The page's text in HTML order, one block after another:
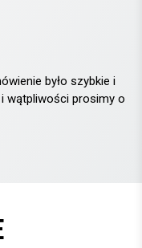
było szybkie i
wątpliwości prosimy o